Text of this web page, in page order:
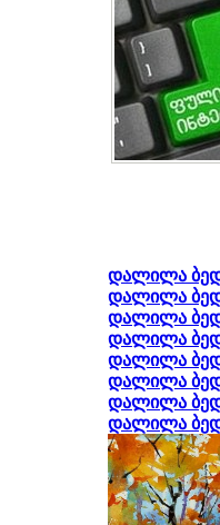
დალილა
დალილა
დალილა
დალილა
დალილა
დალილა
დალილა
დალილა